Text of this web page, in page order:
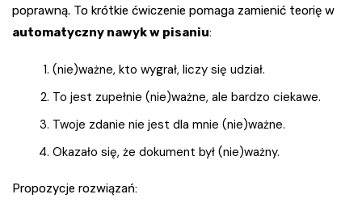
poprawną. To krótkie ćwiczenie pomaga zamienić teorię w
automatyczny nawyk w pisaniu:
(nie)ważne, kto wygrał, liczy się udział.
To jest zupełnie (nie)ważne, ale bardzo ciekawe.
Twoje zdanie nie jest dla mnie (nie)ważne.
Okazało się, że dokument był (nie)ważny.
Propozycje rozwiązań: